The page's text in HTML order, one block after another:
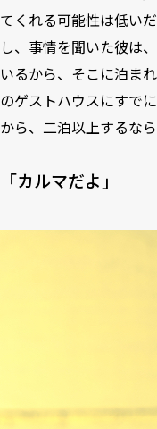
てくれる可能性は低い
し、事情を聞いた彼は
いるから、そこに泊ま
のゲストハウスにすで
から、二泊以上するな
「カルマだよ」